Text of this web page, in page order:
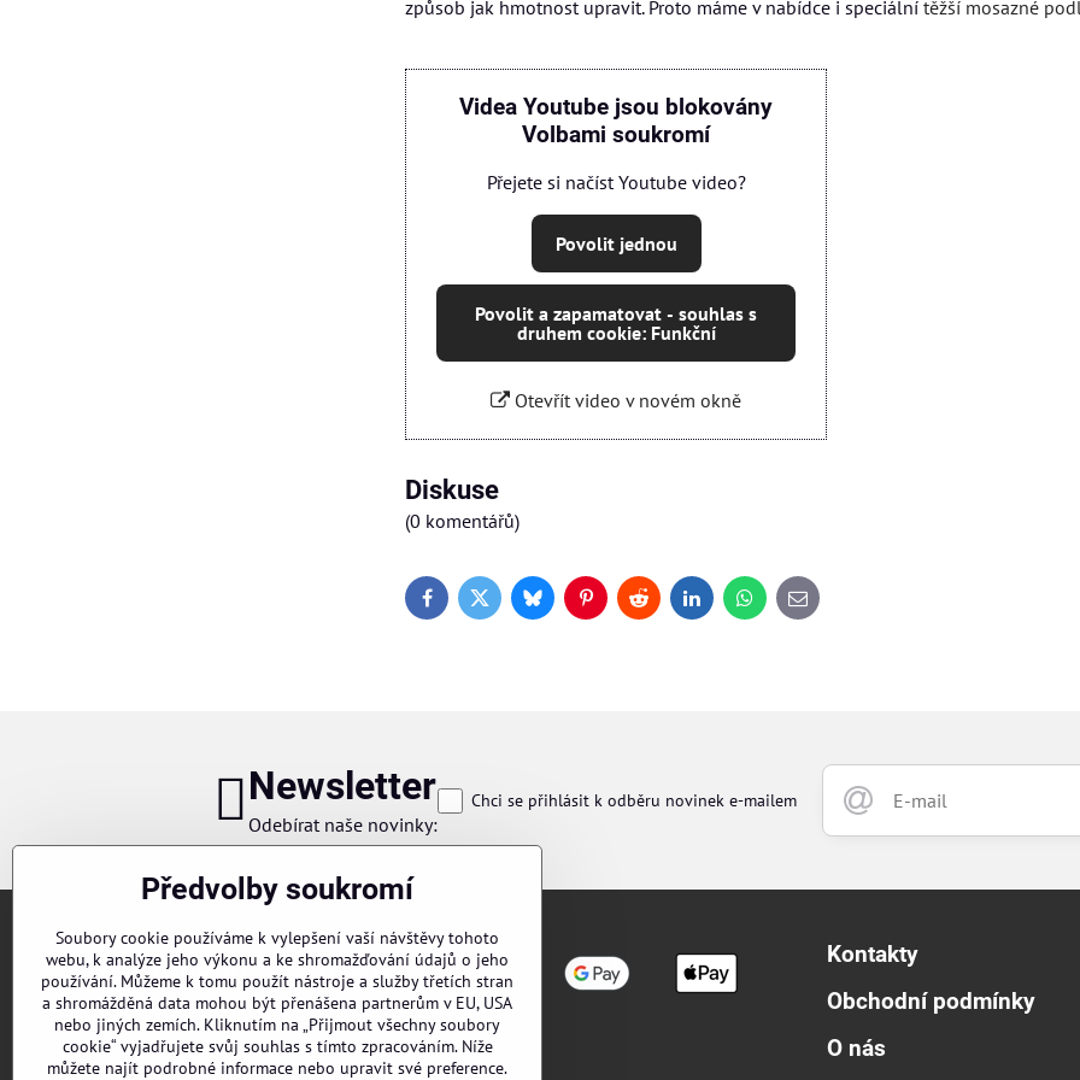
způsob jak hmotnost upravit. Proto máme v nabídce i speciálnítěžší mosazné
Videa Youtube jsou blokovány
Volbami soukromí
Přejete si načíst Youtube video?
Povolit jednou
Povolit a zapamatovat - souhlas s
druhem cookie: Funkční
Otevřít video v novém okně
Diskuse
(0 komentářů)
FacebookTwitterBlueskyPinterestRedditLinkedInWhatsApp
E-
mail
Newsletter
Odebírat naše novinky:
Chci se přihlásit k odběru novinek e-mailem
Objednávky
Kontakty
Obchodní podmínky
O nás
Předvolby soukromí
Soubory cookie používáme k vylepšení vaší návštěvy tohoto
webu, k analýze jeho výkonu a ke shromažďování údajů o jeho
používání. Můžeme k tomu použít nástroje a služby třetích stran
a shromážděná data mohou být přenášena partnerům v EU, USA
nebo jiných zemích. Kliknutím na „Přijmout všechny soubory
cookie“ vyjadřujete svůj souhlas s tímto zpracováním. Níže
můžete najít podrobné informace nebo upravit své preference.